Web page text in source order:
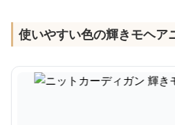
使いやすい色の輝きモヘア